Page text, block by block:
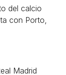
del calcio
con Porto,